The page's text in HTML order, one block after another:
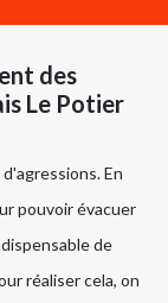
des
Le Potier
En
pouvoir évacuer
de
réaliser cela, on